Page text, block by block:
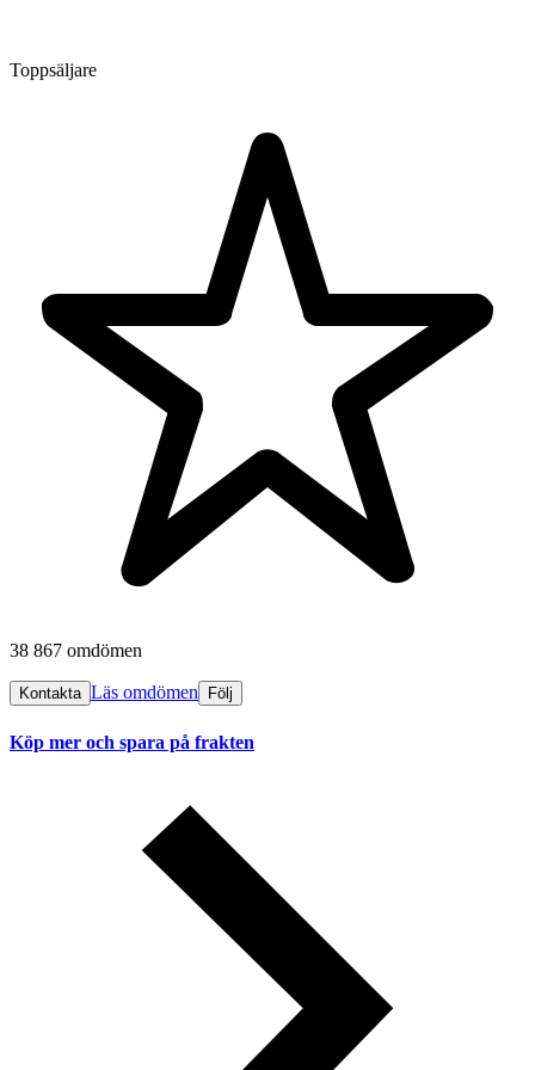
Toppsäljare
38 867 omdömen
Kontakta Läs omdömen Följ
Köp mer och spara på frakten